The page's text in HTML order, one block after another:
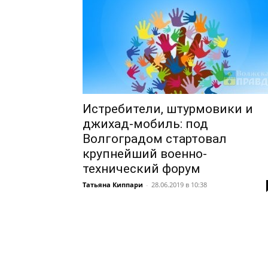
Истребители, штурмовики и
джихад-мобиль: под
Волгоградом стартовал
крупнейший военно-
технический форум
Татьяна Киппари - 28.06.2019 в 10:38